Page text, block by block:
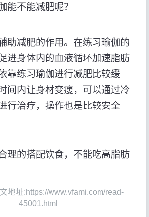
能不能减肥呢？
助减肥的作用。在练习瑜伽的
进身体内的血液循环加速脂肪
靠练习瑜伽进行减肥比较缓
间内让身材变瘦，可以通过冷
行治疗，操作也是比较安全
理的搭配饮食，不能吃高脂肪
地址:https://www.vfami.com/read-
45001.html